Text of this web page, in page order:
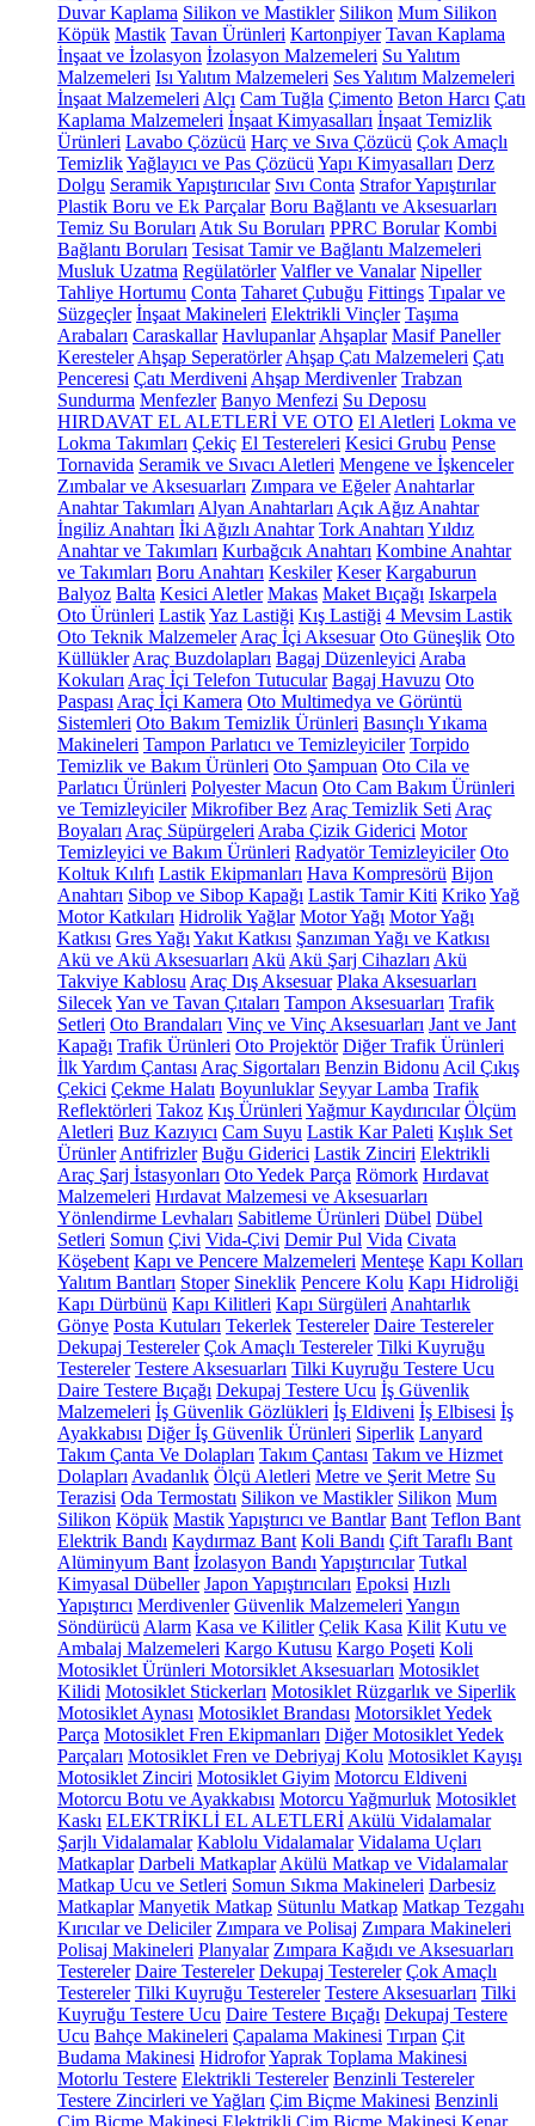
Duvar Kaplama Silikon ve Mastikler Silikon Mum Silikon
Köpük Mastik Tavan Ürünleri Kartonpiyer Tavan Kaplama
İnşaat ve İzolasyon İzolasyon Malzemeleri Su Yalıtım
Malzemeleri Isı Yalıtım Malzemeleri Ses Yalıtım Malzemeleri
İnşaat Malzemeleri Alçı Cam Tuğla Çimento Beton Harcı Çatı
Kaplama Malzemeleri İnşaat Kimyasalları İnşaat Temizlik
Ürünleri Lavabo Çözücü Harç ve Sıva Çözücü Çok Amaçlı
TemizlikYağlayıcı ve Pas Çözücü Yapı Kimyasalları Derz
Dolgu Seramik Yapıştırıcılar Sıvı Conta Strafor Yapıştırılar
Plastik Boru ve Ek Parçalar Boru Bağlantı ve Aksesuarları
Temiz Su Boruları Atık Su Boruları PPRC Borular Kombi
Bağlantı Boruları Tesisat Tamir ve Bağlantı Malzemeleri
Musluk Uzatma Regülatörler Valfler ve Vanalar Nipeller
Tahliye Hortumu Conta Taharet Çubuğu Fittings Tıpalar ve
Süzgeçler İnşaat Makineleri Elektrikli Vinçler Taşıma
Arabaları Caraskallar Havlupanlar Ahşaplar Masif Paneller
Keresteler Ahşap Seperatörler Ahşap Çatı Malzemeleri Çatı
Penceresi Çatı Merdiveni Ahşap Merdivenler Trabzan
Sundurma Menfezler Banyo Menfezi Su Deposu
HIRDAVAT EL ALETLERİ VE OTO El Aletleri Lokma ve
Lokma Takımları Çekiç El Testereleri Kesici Grubu Pense
Tornavida Seramik ve Sıvacı Aletleri Mengene ve İşkenceler
Zımbalar ve Aksesuarları Zımpara ve Eğeler Anahtarlar
Anahtar Takımları Alyan Anahtarları Açık Ağız Anahtar
İngiliz Anahtarı İki Ağızlı Anahtar Tork Anahtarı Yıldız
Anahtar ve Takımları Kurbağcık Anahtarı Kombine Anahtar
ve Takımları Boru Anahtarı Keskiler Keser Kargaburun
Balyoz Balta Kesici Aletler Makas Maket Bıçağı Iskarpela
Oto Ürünleri LastikYaz Lastiği Kış Lastiği 4 Mevsim Lastik
Oto Teknik Malzemeler Araç İçi Aksesuar Oto Güneşlik Oto
Küllükler Araç Buzdolapları Bagaj Düzenleyici Araba
Kokuları Araç İçi Telefon Tutucular Bagaj Havuzu Oto
Paspası Araç İçi Kamera Oto Multimedya ve Görüntü
Sistemleri Oto Bakım Temizlik Ürünleri Basınçlı Yıkama
Makineleri Tampon Parlatıcı ve Temizleyiciler Torpido
Temizlik ve Bakım Ürünleri Oto Şampuan Oto Cila ve
Parlatıcı Ürünleri Polyester Macun Oto Cam Bakım Ürünleri
ve Temizleyiciler Mikrofiber Bez Araç Temizlik Seti Araç
Boyaları Araç Süpürgeleri Araba Çizik Giderici Motor
Temizleyici ve Bakım Ürünleri Radyatör Temizleyiciler Oto
Koltuk Kılıfı Lastik Ekipmanları Hava Kompresörü Bijon
Anahtarı Sibop ve Sibop Kapağı Lastik Tamir Kiti KrikoYağ
Motor Katkıları Hidrolik Yağlar Motor Yağı Motor Yağı
Katkısı Gres Yağı Yakıt Katkısı Şanzıman Yağı ve Katkısı
Akü ve Akü Aksesuarları Akü Akü Şarj Cihazları Akü
Takviye Kablosu Araç Dış Aksesuar Plaka Aksesuarları
SilecekYan ve Tavan Çıtaları Tampon Aksesuarları Trafik
Setleri Oto Brandaları Vinç ve Vinç Aksesuarları Jant ve Jant
Kapağı Trafik Ürünleri Oto Projektör Diğer Trafik Ürünleri
İlk Yardım Çantası Araç Sigortaları Benzin Bidonu Acil Çıkış
Çekici Çekme Halatı Boyunluklar Seyyar Lamba Trafik
Reflektörleri Takoz Kış Ürünleri Yağmur Kaydırıcılar Ölçüm
Aletleri Buz Kazıyıcı Cam Suyu Lastik Kar Paleti Kışlık Set
Ürünler Antifrizler Buğu Giderici Lastik Zinciri Elektrikli
Araç Şarj İstasyonları Oto Yedek Parça Römork Hırdavat
Malzemeleri Hırdavat Malzemesi ve Aksesuarları
Yönlendirme Levhaları Sabitleme Ürünleri Dübel Dübel
Setleri Somun Çivi Vida-Çivi Demir Pul Vida Civata
Köşebent Kapı ve Pencere Malzemeleri Menteşe Kapı Kolları
Yalıtım Bantları Stoper Sineklik Pencere Kolu Kapı Hidroliği
Kapı Dürbünü Kapı Kilitleri Kapı Sürgüleri Anahtarlık
Gönye Posta Kutuları Tekerlek Testereler Daire Testereler
Dekupaj Testereler Çok Amaçlı Testereler Tilki Kuyruğu
Testereler Testere Aksesuarları Tilki Kuyruğu Testere Ucu
Daire Testere Bıçağı Dekupaj Testere Ucu İş Güvenlik
Malzemeleri İş Güvenlik Gözlükleri İş Eldiveni İş Elbisesi İş
Ayakkabısı Diğer İş Güvenlik Ürünleri Siperlik Lanyard
Takım Çanta Ve Dolapları Takım Çantası Takım ve Hizmet
Dolapları Avadanlık Ölçü Aletleri Metre ve Şerit Metre Su
Terazisi Oda Termostatı Silikon ve Mastikler Silikon Mum
Silikon Köpük MastikYapıştırıcı ve Bantlar Bant Teflon Bant
Elektrik Bandı Kaydırmaz Bant Koli Bandı Çift Taraflı Bant
Alüminyum Bant İzolasyon Bandı Yapıştırıcılar Tutkal
Kimyasal Dübeller Japon Yapıştırıcıları Epoksi Hızlı
Yapıştırıcı Merdivenler Güvenlik Malzemeleri Yangın
Söndürücü Alarm Kasa ve Kilitler Çelik Kasa Kilit Kutu ve
Ambalaj Malzemeleri Kargo Kutusu Kargo Poşeti Koli
Motosiklet Ürünleri Motorsiklet Aksesuarları Motosiklet
Kilidi Motosiklet Stickerları Motosiklet Rüzgarlık ve Siperlik
Motosiklet Aynası Motosiklet Brandası Motorsiklet Yedek
Parça Motosiklet Fren Ekipmanları Diğer Motosiklet Yedek
Parçaları Motosiklet Fren ve Debriyaj Kolu Motosiklet Kayışı
Motosiklet Zinciri Motosiklet Giyim Motorcu Eldiveni
Motorcu Botu ve Ayakkabısı Motorcu Yağmurluk Motosiklet
Kaskı ELEKTRİKLİ EL ALETLERİ Akülü Vidalamalar
Şarjlı Vidalamalar Kablolu Vidalamalar Vidalama Uçları
Matkaplar Darbeli Matkaplar Akülü Matkap ve Vidalamalar
Matkap Ucu ve Setleri Somun Sıkma Makineleri Darbesiz
Matkaplar Manyetik Matkap Sütunlu Matkap Matkap Tezgahı
Kırıcılar ve Deliciler Zımpara ve Polisaj Zımpara Makineleri
Polisaj Makineleri Planyalar Zımpara Kağıdı ve Aksesuarları
Testereler Daire Testereler Dekupaj Testereler Çok Amaçlı
Testereler Tilki Kuyruğu Testereler Testere Aksesuarları Tilki
Kuyruğu Testere Ucu Daire Testere Bıçağı Dekupaj Testere
Ucu Bahçe Makineleri Çapalama Makinesi Tırpan Çit
Budama Makinesi HidroforYaprak Toplama Makinesi
Motorlu Testere Elektrikli Testereler Benzinli Testereler
Testere Zincirleri ve Yağları Çim Biçme Makinesi Benzinli
Çim Biçme Makinesi Elektrikli Çim Biçme Makinesi Kenar